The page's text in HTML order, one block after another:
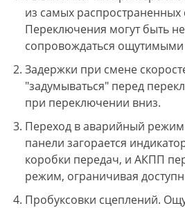
из самых
Переключения могут быть
сопровождаться ощутимыми
Задержки при смене
"задумываться" перед
при переключении вниз.
Переход в аварийный
панели загорается
коробки передач, и АКПП
режим, ограничивая
Пробуксовки сцеплений.